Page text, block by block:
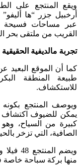
ويقع المنتجع على
أرخبيل جزر “ها
عبر مساحات فسيحة
القريب من ملتقى بحر
تجربة مالديفية الحقيقية
كما أن الموقع البعيد
طبيعة المنطقة
للاستكشاف.
ويوصف المنتجع بكونه
يمكن للضيوف اكتشاف
كبيرة من السياح، وهو
الصافية، التي تزخر
ويضم
منها بركة سباحة خاصة